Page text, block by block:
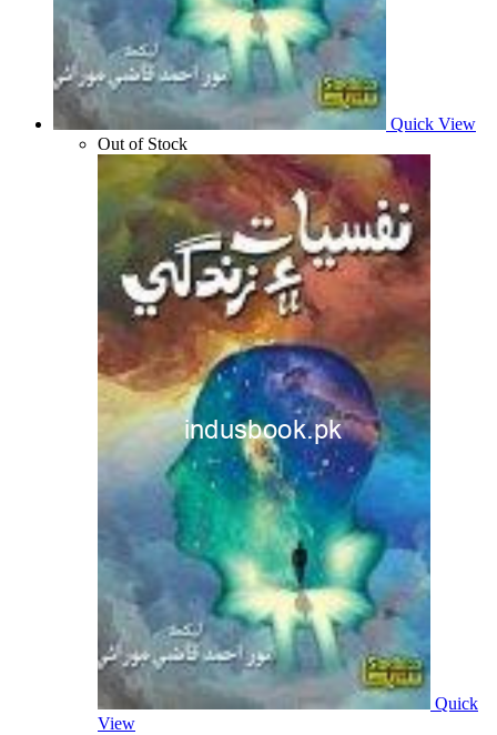
Quick View
Out of Stock
Quick
View